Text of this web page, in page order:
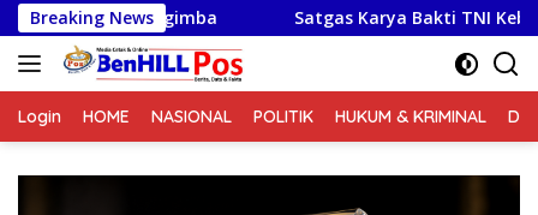
Langsung
ke
konten
Breaking NewsSatgas Karya Bakti TNI Kebut Pembangunan
Login HOME NASIONAL POLITIK HUKUM & KRIMINAL